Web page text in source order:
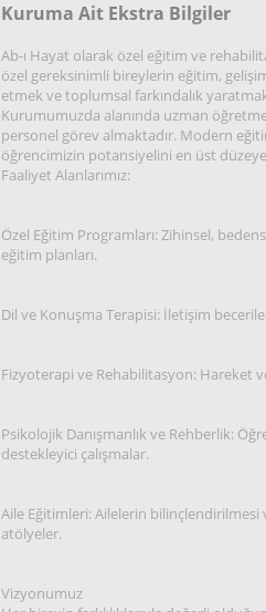
Kuruma Ait Ekstra Bilgiler
Ab-ı Hayat olarak özel eğitim ve
özel gereksinimli bireylerin eğitim,
etmek ve toplumsal farkındalık
Kurumumuzda alanında uzman
personel görev almaktadır. Modern
öğrencimizin potansiyelini en üst
Faaliyet Alanlarımız:
Özel Eğitim Programları: Zihinsel,
eğitim planları.
Dil ve Konuşma Terapisi: İletişim
Fizyoterapi ve Rehabilitasyon: Hareket
Psikolojik Danışmanlık ve Rehberlik:
destekleyici çalışmalar.
Aile Eğitimleri: Ailelerin bilinçlendirilmesi
atölyeler.
Vizyonumuz